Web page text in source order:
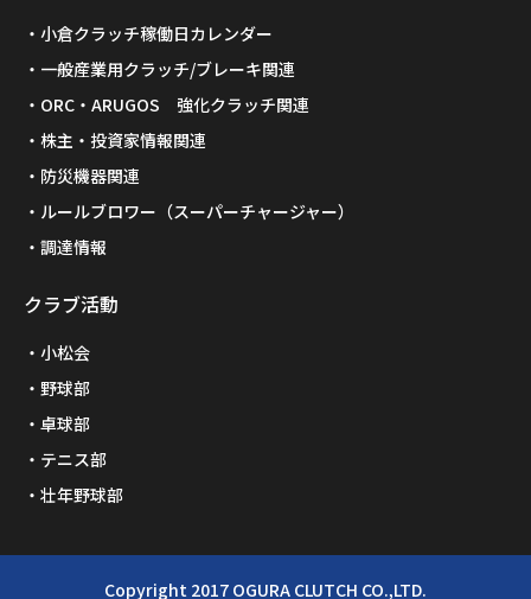
小倉クラッチ稼働日カレンダー
一般産業用クラッチ/ブレーキ関連
ORC・ARUGOS 強化クラッチ関連
株主・投資家情報関連
防災機器関連
ルールブロワー（スーパーチャージャー）
調達情報
クラブ活動
小松会
野球部
卓球部
テニス部
壮年野球部
Copyright 2017 OGURA CLUTCH CO.,LTD.